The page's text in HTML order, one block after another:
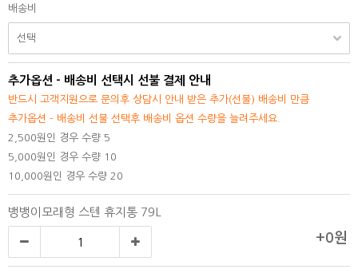
배송비
추가옵션 - 배송비 선택시 선불 결제 안내
반드시 고객지원으로 문의후 상담시 안내 받은 추가(선불) 배송비 만큼
추가옵션 - 배송비 선불 선택후 배송비 옵션 수량을 늘려주세요.
2,500원인 경우 수량 5
5,000원인 경우 수량 10
10,000원인 경우 수량 20
뱅뱅이모래형 스텐 휴지통 79L
+0원